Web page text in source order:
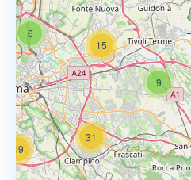
6
19
15
9
31